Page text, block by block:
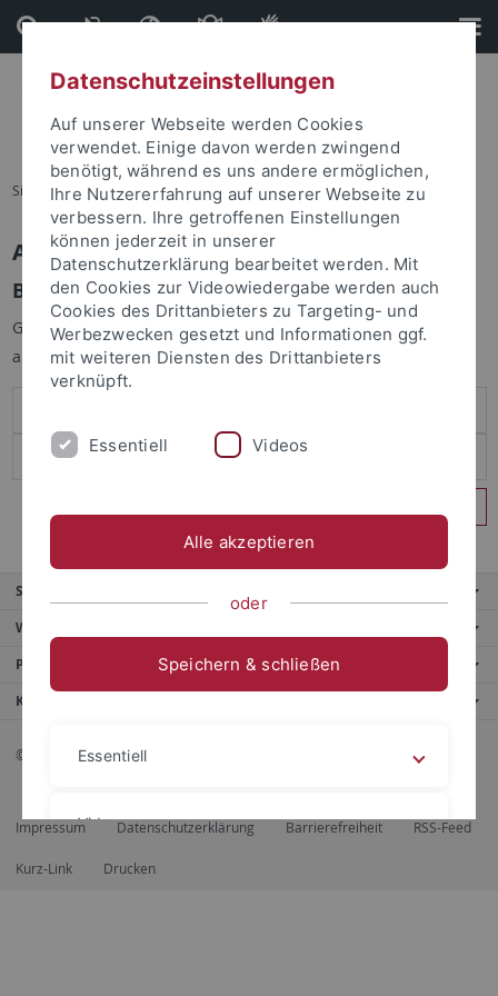
Direkt
zum
Inhalt
Direkt
zur
Fußleiste
Sie sind hier: Startseite
Anmelden
Benutzeranmeldung
Geben Sie Ihren Benutzernamen und Ihr Passwort an um sich
anzumelden:
Service
Weitere Angebote
Portale
Kontaktinfo
© 2026 Eberhard Karls Universität Tübingen, Tübingen
Impressum Datenschutzerklärung Barrierefreiheit RSS-Feed
Kurz-Link Drucken
Datenschutzeinstellungen
Auf unserer Webseite werden Cookies
verwendet. Einige davon werden zwingend
benötigt, während es uns andere ermöglichen,
Ihre Nutzererfahrung auf unserer Webseite zu
verbessern. Ihre getroffenen Einstellungen
können jederzeit in unserer
Datenschutzerklärung bearbeitet werden. Mit
den Cookies zur Videowiedergabe werden auch
Cookies des Drittanbieters zu Targeting- und
Werbezwecken gesetzt und Informationen ggf.
mit weiteren Diensten des Drittanbieters
verknüpft.
Essentiell Videos
Alle akzeptieren
oder
Speichern & schließen
Essentiell
Videos